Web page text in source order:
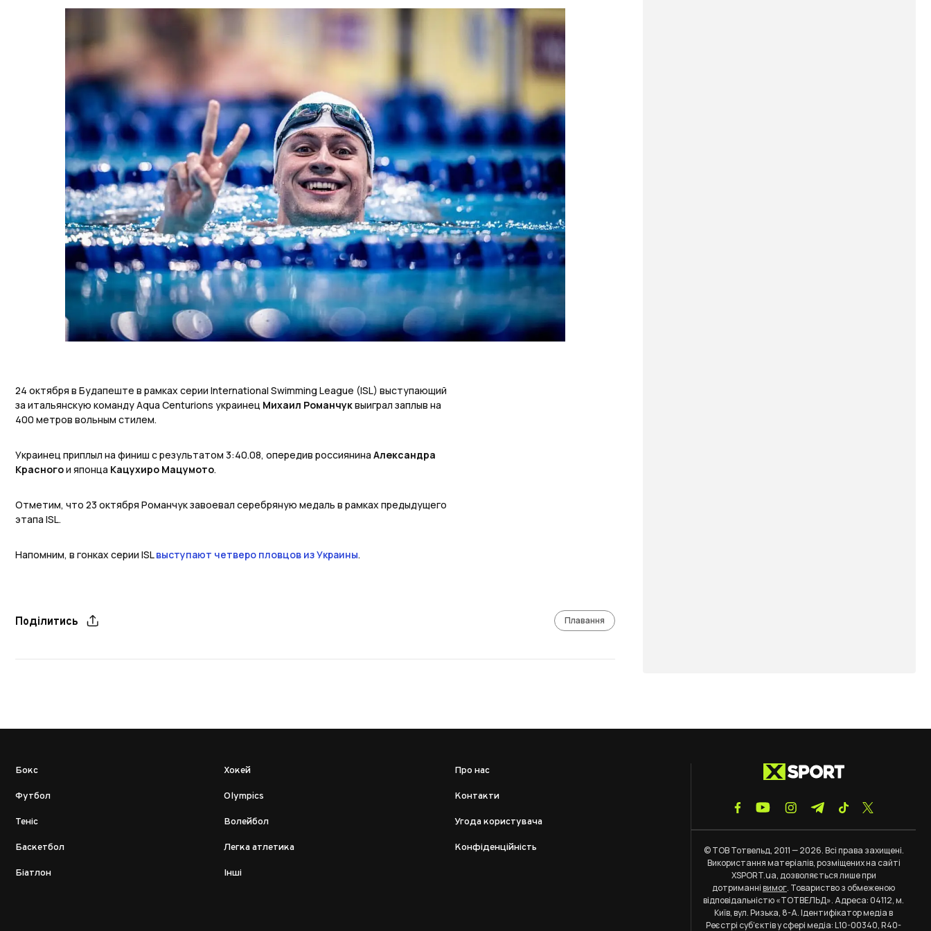
24 октября в Будапеште в рамках серии International Swimming League (ISL) выступающий
за итальянскую команду Aqua Centurions украинец Михаил Романчуквыиграл заплыв на
400 метров вольным стилем.
Украинец приплыл на финиш с результатом 3:40.08, опередив россиянина Александра
Красногои японца Кацухиро Мацумото.
Отметим, что 23 октября Романчук завоевал серебряную медаль в рамках предыдущего
этапа ISL.
Напомним, в гонках серии ISLвыступают четверо пловцов из Украины.
Поділитись Плавання
Бокс
Футбол
Теніс
Баскетбол
Біатлон
Хокей
Olympics
Волейбол
Легка атлетика
Інші
Про нас
Контакти
Угода користувача
Конфіденційність
© ТОВ Тотвельд, 2011 — 2026. Всі права захищені.
Використання матеріалів, розміщених на сайті
XSPORT.ua, дозволяється лише при
дотриманнівимог. Товариство з обмеженою
відповідальністю «ТОТВЕЛЬД». Адреса: 04112, м.
Київ, вул. Ризька, 8-А. Ідентифікатор медіа в
Реєстрі суб’єктів у сфері медіа: L10-00340, R40-